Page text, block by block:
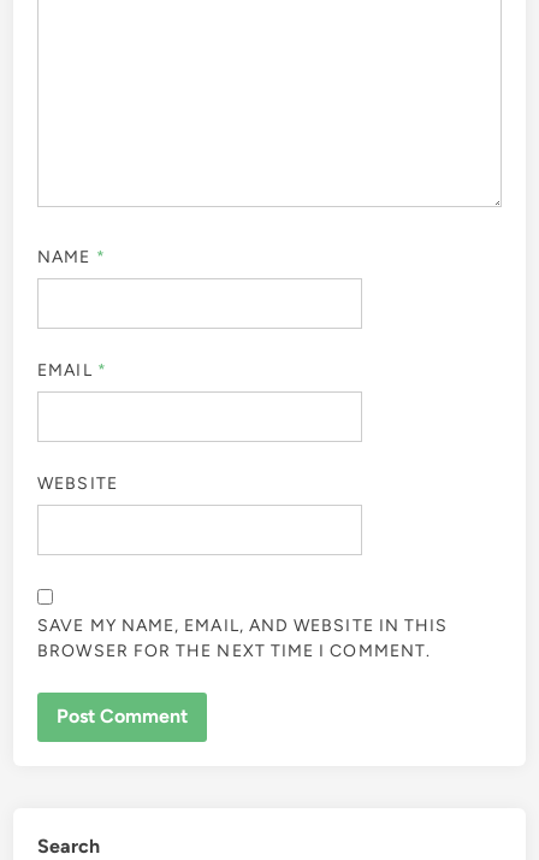
NAME *
EMAIL *
WEBSITE
SAVE MY NAME, EMAIL, AND WEBSITE IN THIS
BROWSER FOR THE NEXT TIME I COMMENT.
Search